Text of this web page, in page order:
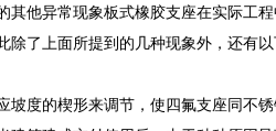
他异常现象板式橡胶支座在实际工
除了上面所提到的几种现象外，还有
度的楔形来调节，使四氟支座同不